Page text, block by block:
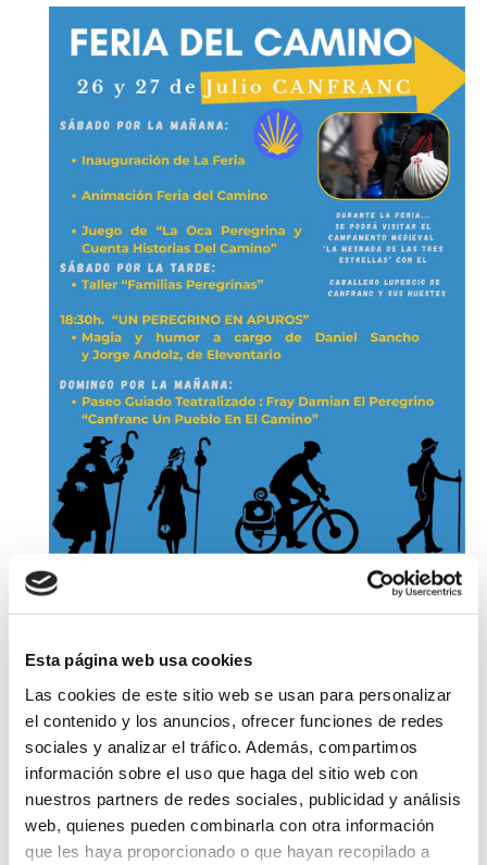
Esta página web usa cookies
Las cookies de este sitio web se usan para personalizar
el contenido y los anuncios, ofrecer funciones de redes
sociales y analizar el tráfico. Además, compartimos
información sobre el uso que haga del sitio web con
nuestros partners de redes sociales, publicidad y análisis
web, quienes pueden combinarla con otra información
que les haya proporcionado o que hayan recopilado a
Otras actividades:
Pirineos Classic 2025
01/07/2025 / 17/07/2025
Canfranc[Leer más]
Exposición acuarelas de ML Verdugo
01/07/2025 / 15/07/2025
Canfranc[Leer más]